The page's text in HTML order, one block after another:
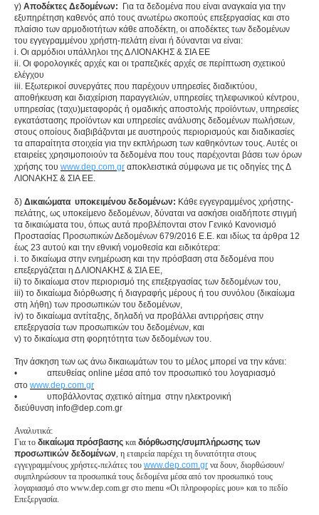
γ) Αποδέκτες Δεδομένων: Για τα δεδομένα που είναι αναγκαία για την
εξυπηρέτηση καθενός από τους ανωτέρω σκοπούς επεξεργασίας και στο
πλαίσιο των αρμοδιοτήτων κάθε αποδέκτη, οι αποδέκτες των δεδομένων
του εγγεγραμμένου χρήστη-πελάτη είναι ή δύνανται να είναι:
i. Οι αρμόδιοι υπάλληλοι της Δ ΛΙΟΝΑΚΗΣ & ΣΙΑ ΕΕ
ii. Οι φορολογικές αρχές και οι τραπεζικές αρχές σε περίπτωση σχετικού
ελέγχου
iii. Εξωτερικοί συνεργάτες που παρέχουν υπηρεσίες διαδικτύου,
αποθήκευση και διαχείριση παραγγελιών, υπηρεσίες τηλεφωνικού κέντρου,
υπηρεσίας (ταχυ)μεταφοράς ή ομαδικής αποστολής προϊόντων, υπηρεσίες
εγκατάστασης προϊόντων και υπηρεσίες ανάλυσης δεδομένων πωλήσεων,
στους οποίους διαβιβάζονται με αυστηρούς περιορισμούς και διαδικασίες
τα απαραίτητα στοιχεία για την εκπλήρωση των καθηκόντων τους. Αυτές οι
εταιρείες χρησιμοποιούν τα δεδομένα που τους παρέχονται βάσει των όρων
χρήσης του www.dep.com.gr αποκλειστικά σύμφωνα με τις οδηγίες της Δ
ΛΙΟΝΑΚΗΣ & ΣΙΑ ΕΕ.
δ) Δικαιώματα υποκειμένου δεδομένων: Κάθε εγγεγραμμένος χρήστης-
πελάτης, ως υποκείμενο δεδομένων, δύναται να ασκήσει οιαδήποτε στιγμή
τα δικαιώματα του, όπως αυτά προβλέπονται στον Γενικό Κανονισμό
Προστασίας Προσωπικών Δεδομένων 679/2016 Ε.Ε. και ιδίως τα άρθρα 12
έως 23 αυτού και την εθνική νομοθεσία και ειδικότερα:
i. το δικαίωμα στην ενημέρωση και την πρόσβαση στα δεδομένα που
επεξεργάζεται η Δ ΛΙΟΝΑΚΗΣ & ΣΙΑ ΕΕ,
ii) το δικαίωμα στον περιορισμό της επεξεργασίας των δεδομένων του,
iii) το δικαίωμα διόρθωσης ή διαγραφής μέρους ή του συνόλου (δικαίωμα
στη λήθη) των προσωπικών του δεδομένων,
iv) το δικαίωμα αντίταξης, δηλαδή να προβάλλει αντιρρήσεις στην
επεξεργασία των προσωπικών του δεδομένων, και
v) το δικαίωμα στη φορητότητα των δεδομένων του.
Την άσκηση των ως άνω δικαιωμάτων του το μέλος μπορεί να την κάνει:
•
απευθείας online μέσα από τον προσωπικό του λογαριασμό
στο www.dep.com.gr
•
υποβάλλοντας σχετικό αίτημα στην ηλεκτρονική
διεύθυνση info@dep com gr
Αναλυτικά:
Για το δικαίωμα πρόσβασης και διόρθωσης/συμπλήρωσης των
προσωπικών δεδομένων , η εταιρεία παρέχει τη δυνατότητα στους
εγγεγραμμένους χρήστες-πελάτες του www.dep.com.gr να δουν, διορθώσουν/
συμπληρώσουν τα προσωπικά τους δεδομένα μέσα από τον προσωπικό τους
λογαριασμό στο www.dep.com.gr στο menu «Οι πληροφορίες μου» και το πεδίο
Επεξεργασία.